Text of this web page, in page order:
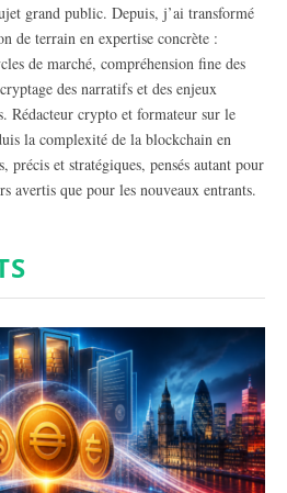
grand public. Depuis, j’ai transformé
de terrain en expertise concrète :
de marché, compréhension fine des
des narratifs et des enjeux
Rédacteur crypto et formateur sur le
la complexité de la blockchain en
précis et stratégiques, pensés autant pour
avertis que pour les nouveaux entrants.